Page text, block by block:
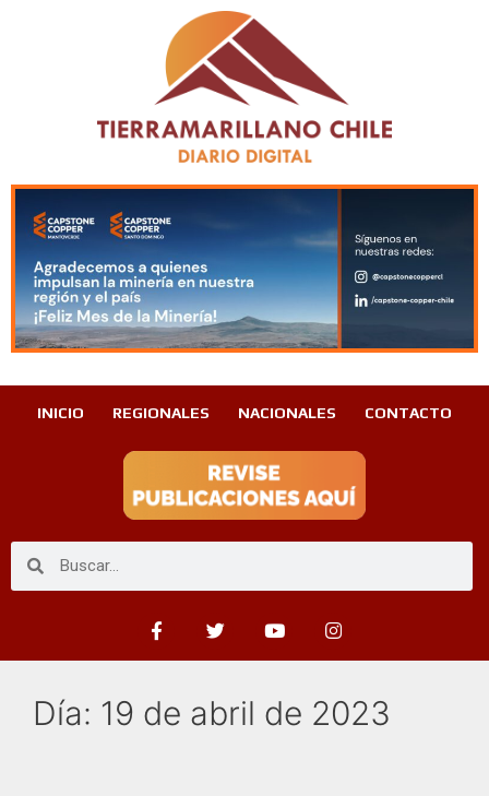
INICIO REGIONALES NACIONALES CONTACTO
Día: 19 de abril de 2023